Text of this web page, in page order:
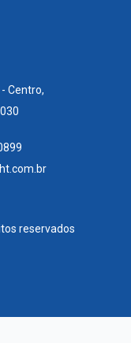
Centro,
reservados